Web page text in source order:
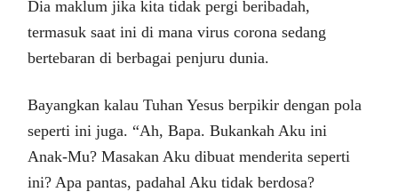
Dia maklum jika kita tidak pergi beribadah,
termasuk saat ini di mana virus corona sedang
bertebaran di berbagai penjuru dunia.
Bayangkan kalau Tuhan Yesus berpikir dengan pola
seperti ini juga. “Ah, Bapa. Bukankah Aku ini
Anak-Mu? Masakan Aku dibuat menderita seperti
ini? Apa pantas, padahal Aku tidak berdosa?